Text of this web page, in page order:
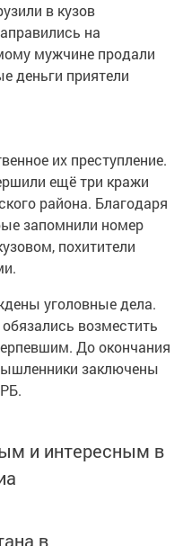
в кузов
на
мужчине продали
деньги приятели
их преступление.
ещё три кражи
района. Благодаря
запомнили номер
похитители
уголовные дела.
возместить
До окончания
заключены
и интересным в
в